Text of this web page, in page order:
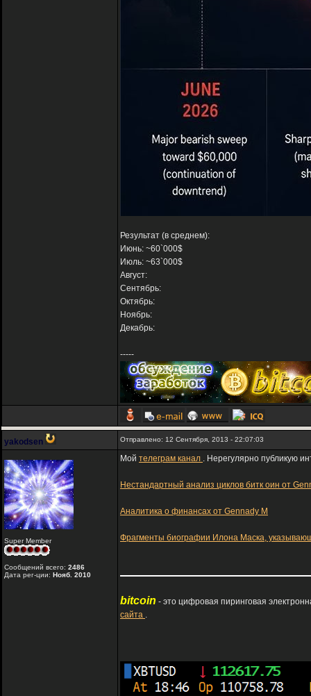
Результат (в среднем):
Июнь: ~60`000$
Июль: ~63`000$
Август:
Сентябрь:
Октябрь:
Ноябрь:
Декабрь:
-----
yakodsen Отправлено: 12 Сентября, 2013 - 22:07:03
Super Member
Сообщений всего: 2486
Дата рег-ции: Нояб. 2010
Мой телеграм канал . Нерегулярно публикую
Нестандартный анализ циклов битк оин от
Аналитика о финансах от Gennady M
Фрагменты биографии Илона Маска,
bitcoin - это цифровая пиринговая
сайта .